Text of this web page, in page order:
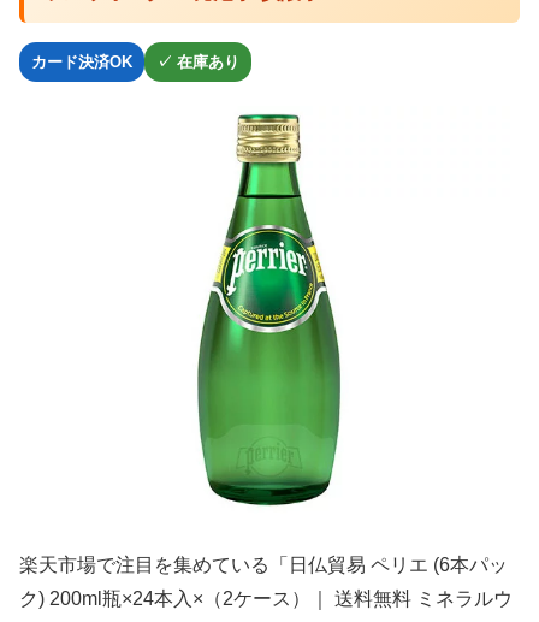
カード決済OK ✓ 在庫あり
楽天市場で注目を集めている「日仏貿易 ペリエ (6本パッ
ク) 200ml瓶×24本入×（2ケース）｜ 送料無料 ミネラルウ